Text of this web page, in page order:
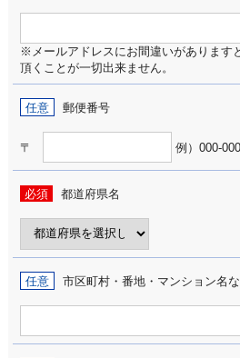
※メールアドレスにお間違いがあります
頂くことが一切出来ません。
任意 郵便番号
〒 例）000-
必須 都道府県名
任意 市区町村・番地・マンション名